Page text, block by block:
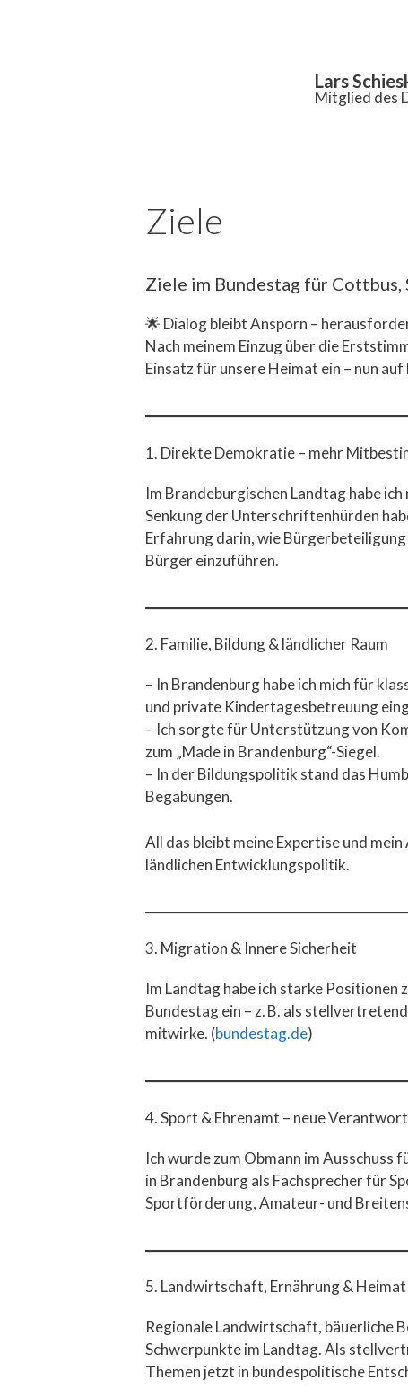
Lars
Mitglied des
Ziele
Ziele im Bundestag für
🌟 Dialog bleibt Ansporn –
Nach meinem Einzug über die
Einsatz für unsere Heimat ein – nun auf
1. Direkte Demokratie – mehr
Im Brandeburgischen Landtag habe
Senkung der Unterschriftenhürden
Erfahrung darin, wie
Bürger einzuführen.
2. Familie, Bildung & ländlicher Raum
– In Brandenburg habe ich mich für
und private Kindertagesbetreuung
– Ich sorgte für Unterstützung von
zum „Made in Brandenburg“-Siegel.
– In der Bildungspolitik stand das
Begabungen.
All das bleibt meine Expertise und
ländlichen Entwicklungspolitik.
3. Migration & Innere Sicherheit
Im Landtag habe ich starke
Bundestag ein – z. B. als
mitwirke. (bundestag.de)
4. Sport & Ehrenamt – neue
Ich wurde zum Obmann im
in Brandenburg als Fachsprecher für
Sportförderung, Amateur- und
5. Landwirtschaft, Ernährung & Heimat
Regionale Landwirtschaft, bäuerliche
Schwerpunkte im Landtag. Als
Themen jetzt in bundespolitische